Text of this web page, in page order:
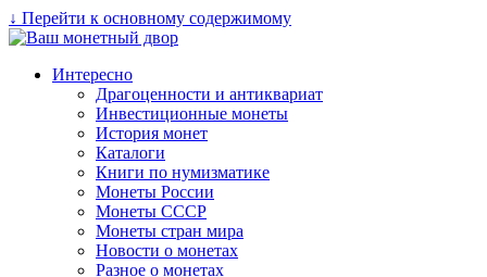
↓ Перейти к основному содержимому
Интересно
Драгоценности и антиквариат
Инвестиционные монеты
История монет
Каталоги
Книги по нумизматике
Монеты России
Монеты СССР
Монеты стран мира
Новости о монетах
Разное о монетах